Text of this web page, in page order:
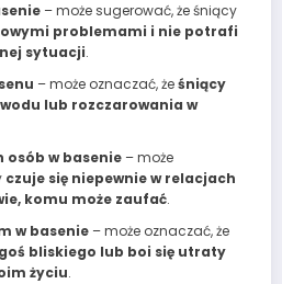
– może sugerować, że śniący
problemami i nie potrafi
sytuacji.
– może oznaczać, żeśniący
lub rozczarowania w
osób w basenie– może
czuje się niepewnie w relacjach
komu może zaufać.
w basenie– może oznaczać, że
bliskiego lub boi się utraty
życiu.